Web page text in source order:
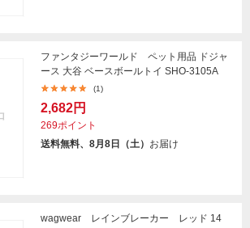
ファンタジーワールド ペット用品 ドジャ
ース 大谷 ベースボールトイ SHO-3105A
(1)
2,682円
269ポイント
送料無料、8月8日（土） お届け
wagwear レインブレーカー レッド 14